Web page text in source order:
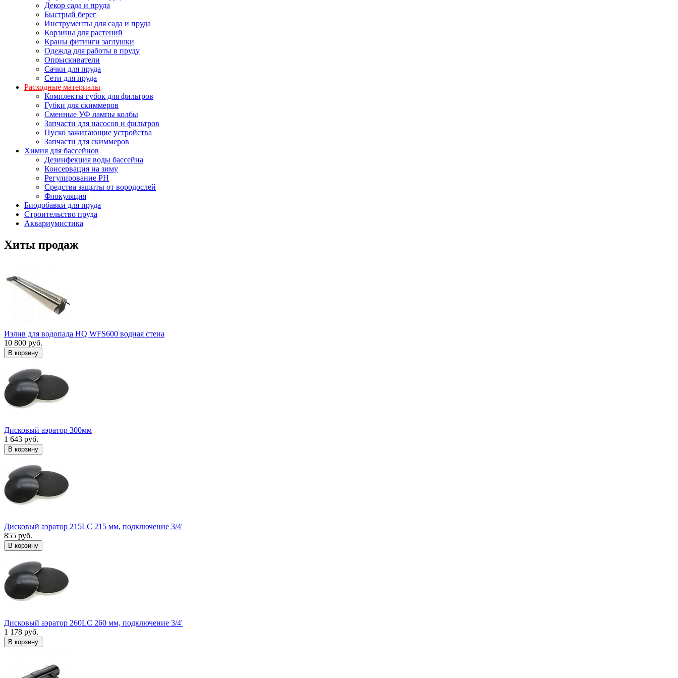
Декор сада и пруда
Быстрый берег
Инструменты для сада и пруда
Корзины для растений
Краны фитинги заглушки
Одежда для работы в пруду
Опрыскиватели
Сачки для пруда
Сети для пруда
Расходные материалы
Комплекты губок для фильтров
Губки для скиммеров
Сменные УФ лампы колбы
Запчасти для насосов и фильтров
Пуско зажигающие устройства
Запчасти для скиммеров
Химия для бассейнов
Дезинфекция воды бассейна
Консервация на зиму
Регулирование PH
Средства защиты от вородослей
Флокуляция
Биодобавки для пруда
Строительство пруда
Аквариумистика
Хиты продаж
Излив для водопада HQ WFS600 водная стена
10 800 руб.
В корзину
Дисковый аэратор 300мм
1 643 руб.
В корзину
Дисковый аэратор 215LC 215 мм, подключение 3/4'
855 руб.
В корзину
Дисковый аэратор 260LC 260 мм, подключение 3/4'
1 178 руб.
В корзину